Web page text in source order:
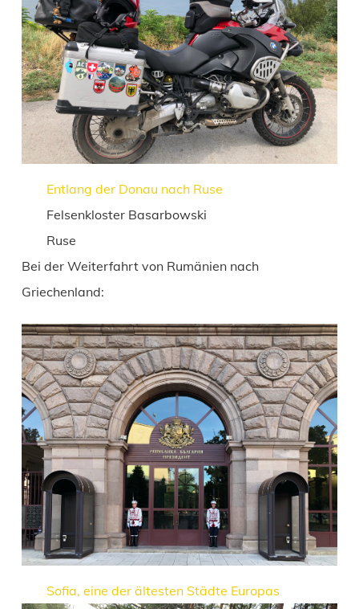
Entlang der Donau nach Ruse
Felsenkloster Basarbowski
Ruse
Bei der Weiterfahrt von Rumänien nach
Griechenland:
Sofia, eine der ältesten Städte Europas